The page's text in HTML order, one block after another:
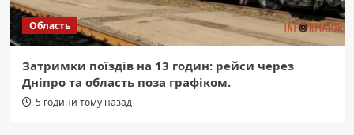
Область
Затримки поїздів на 13 годин: рейси через
Дніпро та область поза графіком.
5 години тому назад